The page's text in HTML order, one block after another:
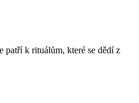
patří k rituálům, které se dědí z